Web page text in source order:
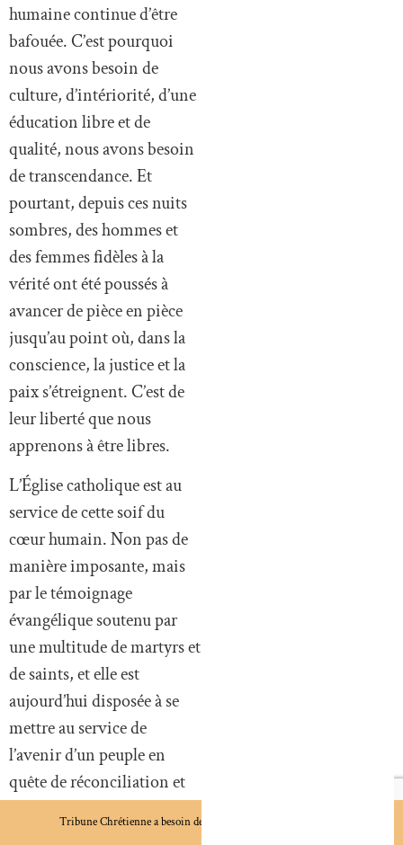
humaine continue d’être
bafouée. C’est pourquoi
nous avons besoin de
culture, d’intériorité, d’une
éducation libre et de
qualité, nous avons besoin
de transcendance. Et
pourtant, depuis ces nuits
sombres, des hommes et
des femmes fidèles à la
vérité ont été poussés à
avancer de pièce en pièce
jusqu’au point où, dans la
conscience, la justice et la
paix s’étreignent. C’est de
leur liberté que nous
apprenons à être libres.
L’Église catholique est au
service de cette soif du
cœur humain. Non pas de
manière imposante, mais
par le témoignage
évangélique soutenu par
une multitude de martyrs et
de saints, et elle est
aujourd’hui disposée à se
mettre au service de
l’avenir d’un peuple en
quête de réconciliation et
Tribune Chrétienne a besoin de vous !